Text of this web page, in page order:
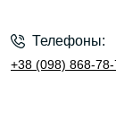
Телефоны:
+38 (098) 868-